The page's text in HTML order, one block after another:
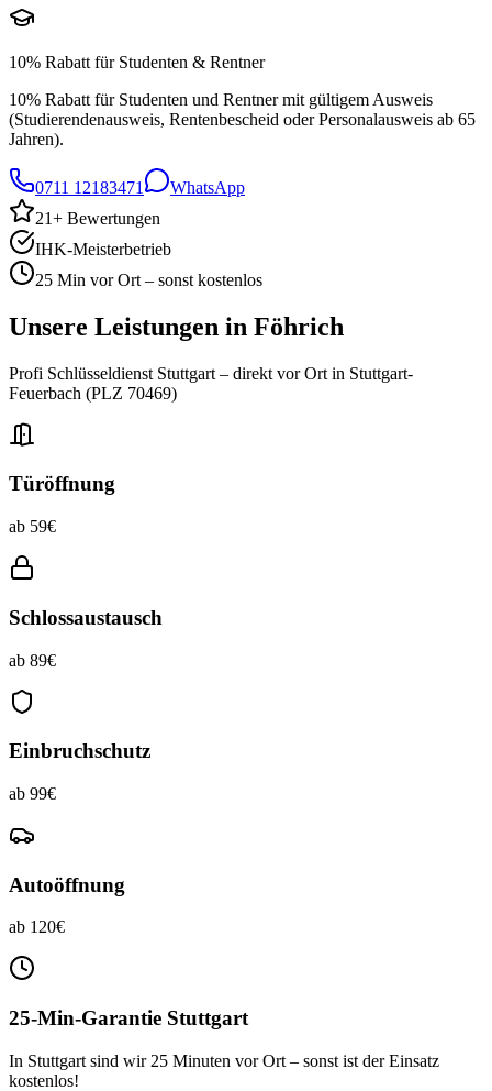
10% Rabatt für Studenten & Rentner
10% Rabatt für Studenten und Rentner mit gültigem Ausweis
(Studierendenausweis, Rentenbescheid oder Personalausweis ab 65
Jahren).
0711 12183471
WhatsApp
21+ Bewertungen
IHK-Meisterbetrieb
25 Min vor Ort – sonst kostenlos
Unsere Leistungen in Föhrich
Profi Schlüsseldienst Stuttgart – direkt vor Ort in Stuttgart-
Feuerbach (PLZ 70469)
Türöffnung
ab 59€
Schlossaustausch
ab 89€
Einbruchschutz
ab 99€
Autoöffnung
ab 120€
25-Min-Garantie Stuttgart
In Stuttgart sind wir 25 Minuten vor Ort – sonst ist der Einsatz
kostenlos!